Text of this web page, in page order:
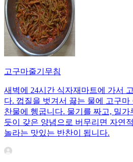
고구마줄기무침
새벽에 24시간 식자재마트에 가서
다. 껍질을 벗겨서 끓는 물에 고구
찬물에 헹굽니다. 물기를 짜고, 밀
듯이 갖은 양념으로 버무리면 자연
놀라는 맛있는 반찬이 됩니다.